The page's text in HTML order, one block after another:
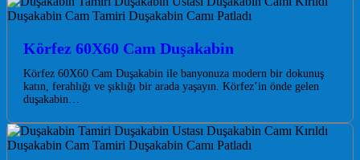
Körfez 60X60 Cam Duşakabin
Körfez 60X60 Cam Duşakabin ile banyonuza modern bir dokunuş
katın, ferahlığı ve şıklığı bir arada yaşayın. Körfez’in önde gelen
duşakabin…